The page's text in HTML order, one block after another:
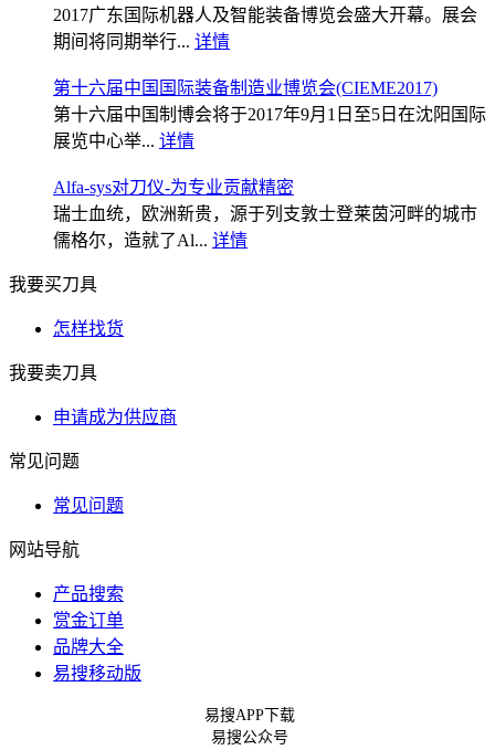
2017广东国际机器人及智能装备博览会盛大开幕。展会
期间将同期举行... 详情
第十六届中国国际装备制造业博览会(CIEME2017)
第十六届中国制博会将于2017年9月1日至5日在沈阳国际
展览中心举... 详情
Alfa-sys对刀仪-为专业贡献精密
瑞士血统，欧洲新贵，源于列支敦士登莱茵河畔的城市
儒格尔，造就了Al... 详情
我要买刀具
怎样找货
我要卖刀具
申请成为供应商
常见问题
常见问题
网站导航
产品搜索
赏金订单
品牌大全
易搜移动版
易搜APP下载
易搜公众号